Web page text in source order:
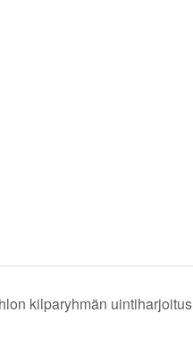
kilparyhmän uintiharjoitus